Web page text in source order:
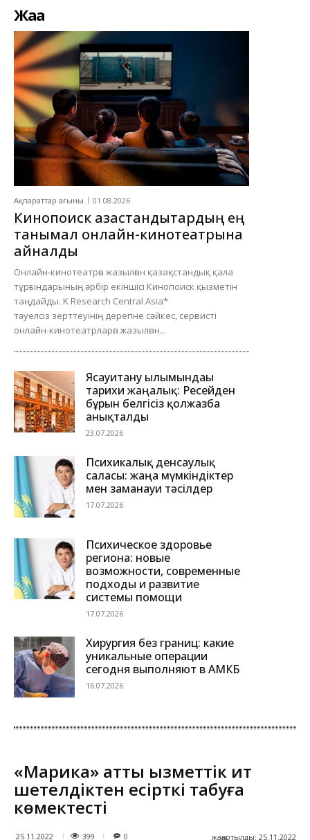
Жаңа
Ақпараттар ағыны 01.08.2026
Кинопоиск қазақстандықтардың ең
танымал онлайн-кинотеатрына
айналды
Онлайн-кинотеатрға жазылған қазақстандық қала
тұрғындарының әрбір екіншісі Кинопоиск қызметін
таңдайды. K Research Central Asia*
тәуелсіз зерттеуінің дерегіне сәйкес, сервисті
онлайн-кинотеатрларға жазылған...
Ясауитану ғылымындағы
тарихи жаңалық: Ресейден
бұрын белгісіз қолжазба
анықталды
23.07.2026
Психикалық денсаулық
саласы: жаңа мүмкіндіктер
мен заманауи тәсілдер
17.07.2026
Психическое здоровье
региона: новые
возможности, современные
подходы и развитие
системы помощи
17.07.2026
Хирургия без границ: какие
уникальные операции
сегодня выполняют в АМКБ
16.07.2026